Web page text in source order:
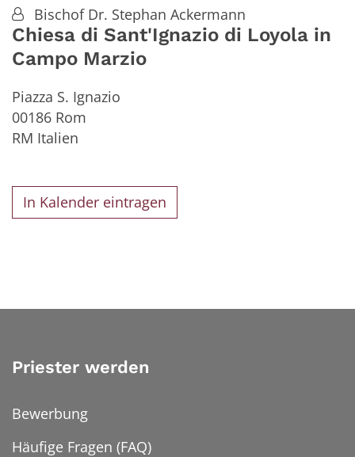
Bischof Dr. Stephan Ackermann
Chiesa di Sant'Ignazio di Loyola in
Campo Marzio
Piazza S. Ignazio
00186 Rom
RM Italien
In Kalender eintragen
Priester werden
Bewerbung
Häufige Fragen (FAQ)